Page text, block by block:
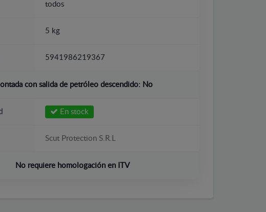
todos
5 kg
5941986219367
con salida de petróleo descendido: No
En stock
Scut Protection S.R.L
No requiere homologación en ITV